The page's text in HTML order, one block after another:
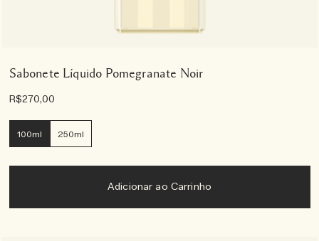
Sabonete Líquido Pomegranate Noir
R$270,00
100ml 250ml
Adicionar ao Carrinho